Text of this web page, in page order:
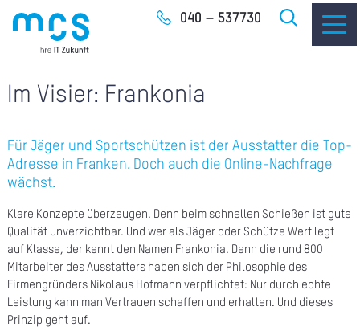
040 – 537730
IT-
Im Visier: Frankonia
Für Jäger und Sportschützen ist der Ausstatter die Top-
Adresse in Franken. Doch auch die Online-Nachfrage
wächst.
Klare Konzepte überzeugen. Denn beim schnellen Schießen ist gute
Qualität unverzichtbar. Und wer als Jäger oder Schütze Wert legt
auf Klasse, der kennt den Namen Frankonia. Denn die rund 800
Mitarbeiter des Ausstatters haben sich der Philosophie des
Firmengründers Nikolaus Hofmann verpflichtet: Nur durch echte
Leistung kann man Vertrauen schaffen und erhalten. Und dieses
Prinzip geht auf.